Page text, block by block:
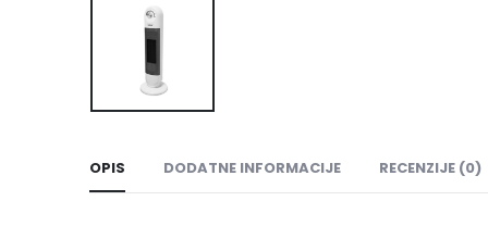
OPIS DODATNE INFORMACIJE RECENZIJE (0)